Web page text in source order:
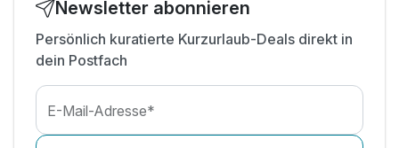
Newsletter abonnieren
Persönlich kuratierte Kurzurlaub-Deals direkt in
dein Postfach
E-Mail-Adresse*